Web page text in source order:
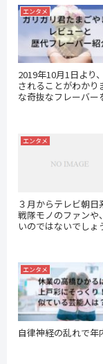
エンタメ
2019年10月1日より
されることがわかり
な奇抜なフレーバ
エンタメ
３月からテレビ朝日
戦隊モノのファンや
いのではないでしょうか？ お子さま達と一緒に、戦
エンタメ
自律神経の乱れで